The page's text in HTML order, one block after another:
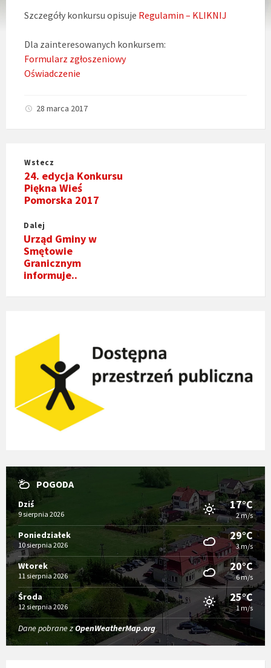
Szczegóły konkursu opisuje Regulamin – KLIKNIJ
Dla zainteresowanych konkursem:
Formularz zgłoszeniowy
Oświadczenie
28 marca 2017
Wstecz
24. edycja Konkursu
Piękna Wieś
Pomorska 2017
Dalej
Urząd Gminy w
Smętowie
Granicznym
informuje..
POGODA
Dziś
9 sierpnia 2026
17°C
2 m/s
Poniedziałek
10 sierpnia 2026
29°C
3 m/s
Wtorek
11 sierpnia 2026
20°C
6 m/s
Środa
12 sierpnia 2026
25°C
1 m/s
Dane pobrane zOpenWeatherMap.org